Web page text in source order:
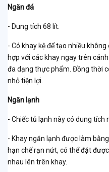
Ngăn đá
- Dung tích 68 lít.
- Có khay kệ để tạo nhiều
hợp với các khay ngay trên
đa dạng thực phẩm. Đồng thời
nhỏ tiện lợi.
Ngăn lạnh
- Chiếc tủ lạnh này có dung tích
- Khay ngăn lạnh được làm
hạn chế rạn nứt, có thể đặt
nhau lên trên khay.